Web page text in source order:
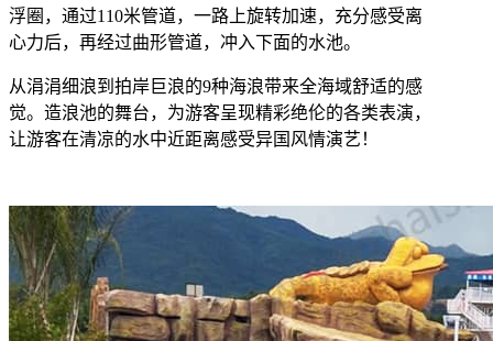
浮圈，通过110米管道，一路上旋转加速，充分感受离
心力后，再经过曲形管道，冲入下面的水池。
从涓涓细浪到拍岸巨浪的9种海浪带来全海域舒适的感
觉。造浪池的舞台，为游客呈现精彩绝伦的各类表演，
让游客在清凉的水中近距离感受异国风情演艺！